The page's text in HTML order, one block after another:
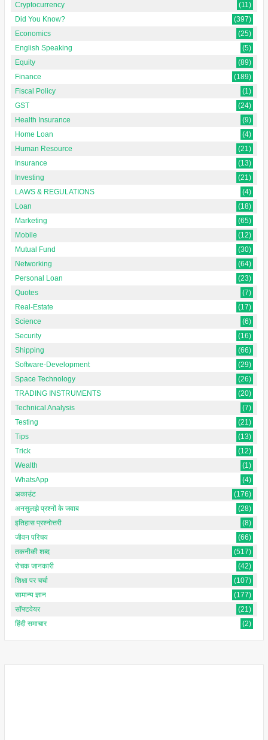
Cryptocurrency
(11)
Did You Know?
(397)
Economics
(25)
English Speaking
(5)
Equity
(89)
Finance
(189)
Fiscal Policy
(1)
GST
(24)
Health Insurance
(9)
Home Loan
(4)
Human Resource
(21)
Insurance
(13)
Investing
(21)
LAWS & REGULATIONS
(4)
Loan
(18)
Marketing
(65)
Mobile
(12)
Mutual Fund
(30)
Networking
(64)
Personal Loan
(23)
Quotes
(7)
Real-Estate
(17)
Science
(6)
Security
(16)
Shipping
(66)
Software-Development
(29)
Space Technology
(26)
TRADING INSTRUMENTS
(20)
Technical Analysis
(7)
Testing
(21)
Tips
(13)
Trick
(12)
Wealth
(1)
WhatsApp
(4)
अकाउंट
(176)
अनसुलझे प्रश्नों के जवाब
(28)
इतिहास प्रश्नोत्तरी
(8)
जीवन परिचय
(66)
तकनीकी शब्द
(517)
रोचक जानकारी
(42)
शिक्षा पर चर्चा
(107)
सामान्य ज्ञान
(177)
सॉफ्टवेयर
(21)
हिंदी समाचार
(2)